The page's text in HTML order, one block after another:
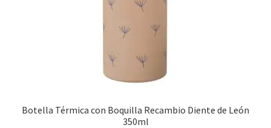
Botella Térmica con Boquilla Recambio Diente de León
350ml